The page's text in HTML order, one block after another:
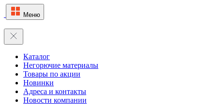
Меню
Каталог
Негорючие материалы
Товары по акции
Новинки
Адреса и контакты
Новости компании